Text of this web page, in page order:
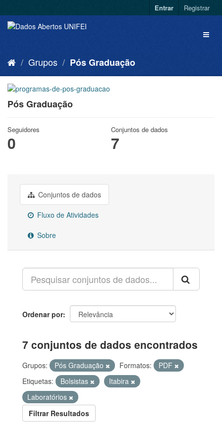
Entrar Registrar
Grupos Pós Graduação
Pós Graduação
Seguidores
0
Conjuntos de dados
7
Conjuntos de dados
Fluxo de Atividades
Sobre
Ordenar por
7 conjuntos de dados encontrados
Grupos: Pós Graduação Formatos:
PDF
Etiquetas:
Bolsistas
Itabira
Laboratórios
Filtrar Resultados